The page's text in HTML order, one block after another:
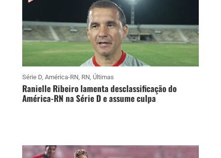
Série D, América-RN, RN, Últimas
Ranielle Ribeiro lamenta desclassificação do
América-RN na Série D e assume culpa